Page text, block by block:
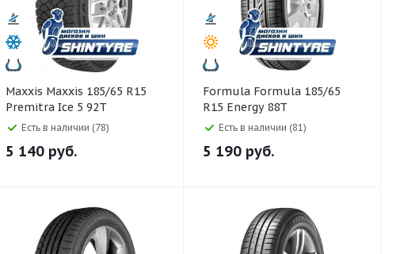
Maxxis Maxxis 185/65 R15
Premitra Ice 5 92T
Есть в наличии (78)
5 140 руб.
Formula Formula 185/65
R15 Energy 88T
Есть в наличии (81)
5 190 руб.